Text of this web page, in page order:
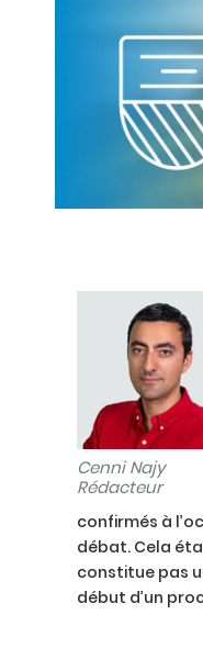
Cenni Najy
Rédacteur
confirmés à
débat. Cela
constitue pas
début d’un